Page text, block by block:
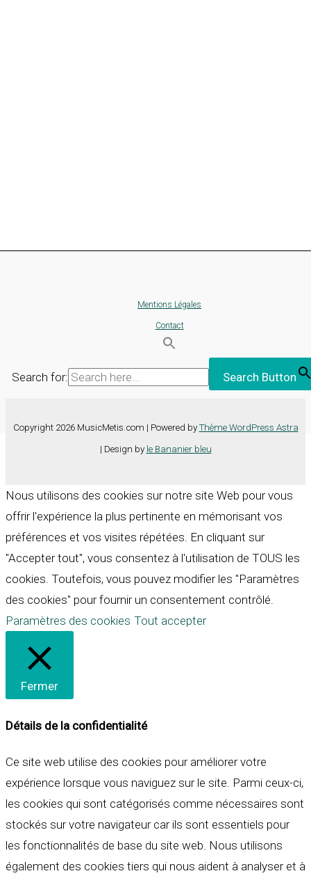
Mentions Légales
Contact
Search for: Search Button
Copyright 2026 MusicMetis.com | Powered by Thème WordPress Astra
| Design by le Bananier bleu
Nous utilisons des cookies sur notre site Web pour vous
offrir l'expérience la plus pertinente en mémorisant vos
préférences et vos visites répétées. En cliquant sur
"Accepter tout", vous consentez à l'utilisation de TOUS les
cookies. Toutefois, vous pouvez modifier les "Paramètres
des cookies" pour fournir un consentement contrôlé.
Paramètres des cookies Tout accepter
Fermer
Détails de la confidentialité
Ce site web utilise des cookies pour améliorer votre
expérience lorsque vous naviguez sur le site. Parmi ceux-ci,
les cookies qui sont catégorisés comme nécessaires sont
stockés sur votre navigateur car ils sont essentiels pour
les fonctionnalités de base du site web. Nous utilisons
également des cookies tiers qui nous aident à analyser et à